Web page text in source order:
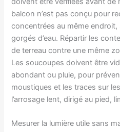
balcon n’est pas conçu pour
concentrées au même
gorgés d’eau. Répartir les
de terreau contre une même
Les soucoupes doivent être
abondant ou pluie, pour
moustiques et les traces sur
l’arrosage lent, dirigé au pied,
Mesurer la lumière utile sans